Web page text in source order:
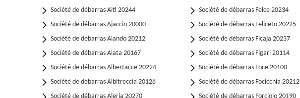
Société de débarras Aiti 20244
Société de débarras Ajaccio 20000
Société de débarras Alando 20212
Société de débarras Alata 20167
Société de débarras Albertacce 20224
Société de débarras Albitreccia 20128
Société de débarras Aleria 20270
Société de débarras Felce 20234
Société de débarras Feliceto 20225
Société de débarras Ficaja 20237
Société de débarras Figari 20114
Société de débarras Foce 20100
Société de débarras Focicchia 20212
Société de débarras Forciolo 20190